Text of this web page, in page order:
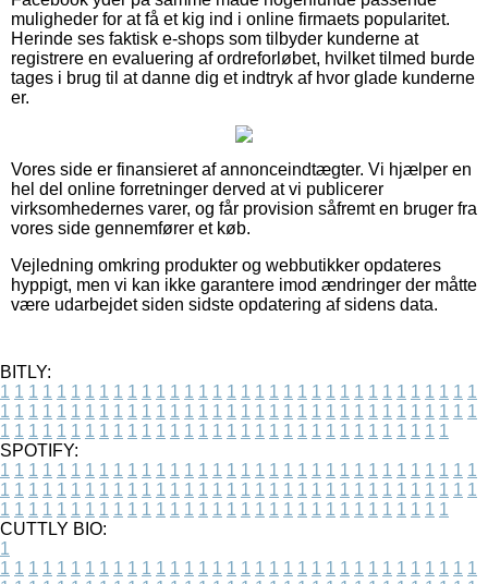
muligheder for at få et kig ind i online firmaets popularitet.
Herinde ses faktisk e-shops som tilbyder kunderne at
registrere en evaluering af ordreforløbet, hvilket tilmed burde
tages i brug til at danne dig et indtryk af hvor glade kunderne
er.
Vores side er finansieret af annonceindtægter. Vi hjælper en
hel del online forretninger derved at vi publicerer
virksomhedernes varer, og får provision såfremt en bruger fra
vores side gennemfører et køb.
Vejledning omkring produkter og webbutikker opdateres
hyppigt, men vi kan ikke garantere imod ændringer der måtte
være udarbejdet siden sidste opdatering af sidens data.
BITLY:
1 1 1 1 1 1 1 1 1 1 1 1 1 1 1 1 1 1 1 1 1 1 1 1 1 1 1 1 1 1 1 1 1 1
1 1 1 1 1 1 1 1 1 1 1 1 1 1 1 1 1 1 1 1 1 1 1 1 1 1 1 1 1 1 1 1 1 1
1 1 1 1 1 1 1 1 1 1 1 1 1 1 1 1 1 1 1 1 1 1 1 1 1 1 1 1 1 1 1 1
SPOTIFY:
1 1 1 1 1 1 1 1 1 1 1 1 1 1 1 1 1 1 1 1 1 1 1 1 1 1 1 1 1 1 1 1 1 1
1 1 1 1 1 1 1 1 1 1 1 1 1 1 1 1 1 1 1 1 1 1 1 1 1 1 1 1 1 1 1 1 1 1
1 1 1 1 1 1 1 1 1 1 1 1 1 1 1 1 1 1 1 1 1 1 1 1 1 1 1 1 1 1 1 1
CUTTLY BIO:
1
1 1 1 1 1 1 1 1 1 1 1 1 1 1 1 1 1 1 1 1 1 1 1 1 1 1 1 1 1 1 1 1 1 1